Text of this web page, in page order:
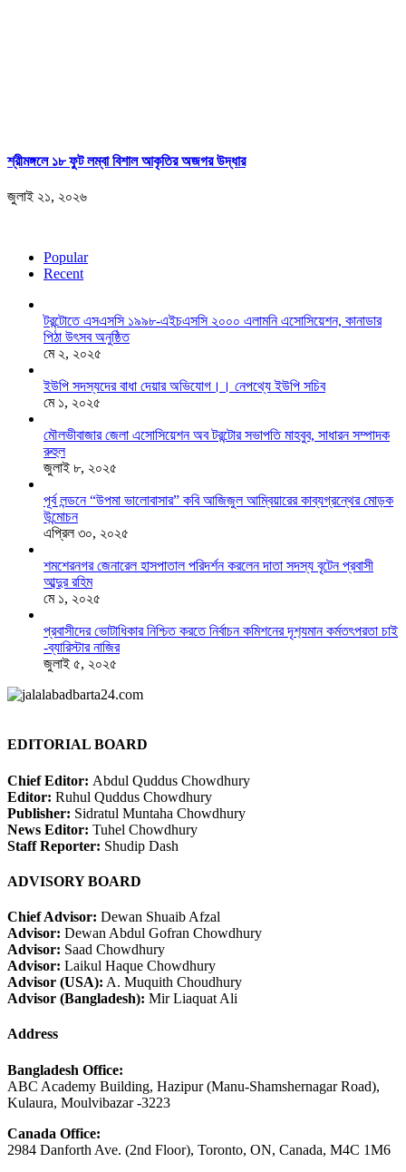
শ্রীমঙ্গলে ১৮ ফুট লম্বা বিশাল আকৃতির অজগর উদ্ধার
জুলাই ২১, ২০২৬
Popular
Recent
টরন্টোতে এসএসসি ১৯৯৮-এইচএসসি ২০০০ এলামনি এসোসিয়েশন, কানাডার
পিঠা উৎসব অনুষ্ঠিত
মে ২, ২০২৫
ইউপি সদস্যদের বাধা দেয়ার অভিযোগ।। নেপথ্যে ইউপি সচিব
মে ১, ২০২৫
মৌলভীবাজার জেলা এসোসিয়েশন অব টরন্টোর সভাপতি মাহবুব, সাধারন সম্পাদক
রুহুল
জুলাই ৮, ২০২৫
পূর্ব লন্ডনে “উপমা ভালোবাসার” কবি আজিজুল আম্বিয়ারের কাব্যগ্রন্থের মোড়ক
উন্মোচন
এপ্রিল ৩০, ২০২৫
শমশেরনগর জেনারেল হাসপাতাল পরিদর্শন করলেন দাতা সদস্য বৃটেন প্রবাসী
আব্দুর রহিম
মে ১, ২০২৫
প্রবাসীদের ভোটাধিকার নিশ্চিত করতে নির্বাচন কমিশনের দৃশ‍্যমান কর্মতৎপরতা চাই
-ব্যারিস্টার নাজির
জুলাই ৫, ২০২৫
EDITORIAL BOARD
Chief Editor: Abdul Quddus Chowdhury
Editor: Ruhul Quddus Chowdhury
Publisher: Sidratul Muntaha Chowdhury
News Editor: Tuhel Chowdhury
Staff Reporter: Shudip Dash
ADVISORY BOARD
Chief Advisor: Dewan Shuaib Afzal
Advisor: Dewan Abdul Gofran Chowdhury
Advisor: Saad Chowdhury
Advisor: Laikul Haque Chowdhury
Advisor (USA): A. Muquith Choudhury
Advisor (Bangladesh): Mir Liaquat Ali
Address
Bangladesh Office:
ABC Academy Building, Hazipur (Manu-Shamshernagar Road),
Kulaura, Moulvibazar -3223
Canada Office:
2984 Danforth Ave. (2nd Floor), Toronto, ON, Canada, M4C 1M6